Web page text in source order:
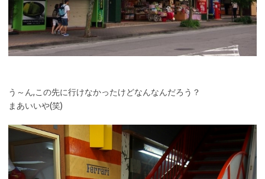
う～ん,この先に行けなかったけどなんなんだろう？
まあいいや(笑)